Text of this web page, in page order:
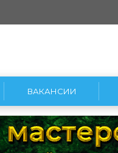
ВАКАНСИИ